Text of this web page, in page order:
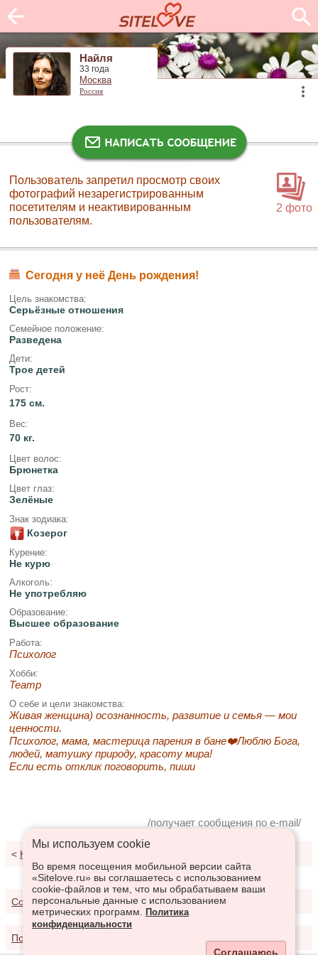
Найля
33 года
Москва
Россия
2 фото
Пользователь запретил просмотр своих
фотографий незарегистрированным
посетителям и неактивированным
пользователям.
Сегодня у неё День рождения!
Цель знакомства:
Серьёзные отношения
Семейное положение:
Разведена
Дети:
Трое детей
Рост:
175 см.
Вес:
70 кг.
Цвет волос:
Брюнетка
Цвет глаз:
Зелёные
Знак зодиака:
Козерог
Курение:
Не курю
Алкоголь:
Не употребляю
Образование:
Высшее образование
Работа:
Психолог
Хобби:
Театр
О себе и цели знакомства:
Живая женщина) осознанность, развитие и семья — мои
ценности.
Психолог, мама, мастерица парения в бане❤️Люблю Бога,
людей, матушку природу, красоту мира!
Если есть отклик поговорить, пиши
/получает сообщения по e-mail/
< К результатам поиска
Соглашение о предоставлении услуг
Политика конфиденциальности
Мы используем сookie
Во время посещения мобильной версии сайта
«Sitelove.ru» вы соглашаетесь с использованием
cookie-файлов и тем, что мы обрабатываем ваши
персональные данные с использованием
метрических программ.
Политика
конфиденциальности
Соглашаюсь